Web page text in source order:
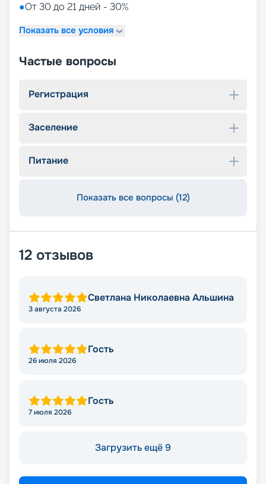
●От 30 до 21 дней - 30%
Показать все условия
Частые вопросы
Регистрация
Заселение
Питание
Показать все вопросы (12)
12 отзывов
Светлана Николаевна Альшина
3 августа 2026
Гость
26 июля 2026
Гость
7 июля 2026
Загрузить ещё 9